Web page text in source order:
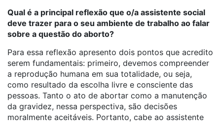
Qual é a principal reflexão que o/a assistente social
deve trazer para o seu ambiente de trabalho ao falar
sobre a questão do aborto?
Para essa reflexão apresento dois pontos que acredito
serem fundamentais: primeiro, devemos compreender
a reprodução humana em sua totalidade, ou seja,
como resultado da escolha livre e consciente das
pessoas. Tanto o ato de abortar como a manutenção
da gravidez, nessa perspectiva, são decisões
moralmente aceitáveis. Portanto, cabe ao assistente